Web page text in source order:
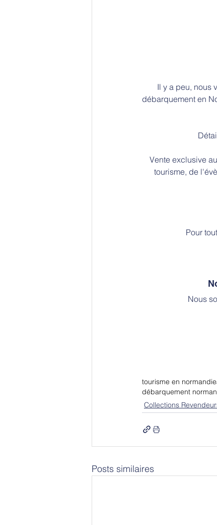
Il y a peu, nous
débarquement en
Vente exclusive
tourisme, de
Pour
Nous
tourisme en normandie
débarquement
Collections
Posts similaires